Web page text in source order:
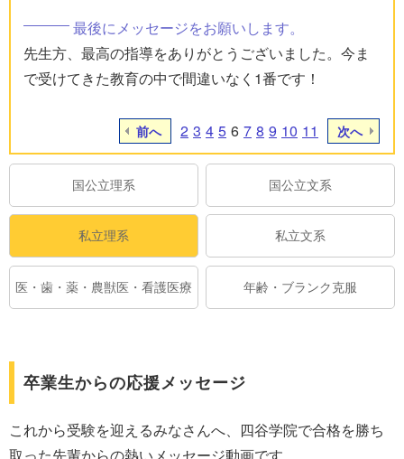
最後にメッセージをお願いします。
先生方、最高の指導をありがとうございました。今ま
で受けてきた教育の中で間違いなく1番です！
前へ 2 3 4 5 6 7 8 9 10 11 次へ
国公立理系 国公立文系
私立理系 私立文系
医・歯・薬・農獣医・看護医療 年齢・ブランク克服
卒業生からの応援メッセージ
これから受験を迎えるみなさんへ、四谷学院で合格を勝ち